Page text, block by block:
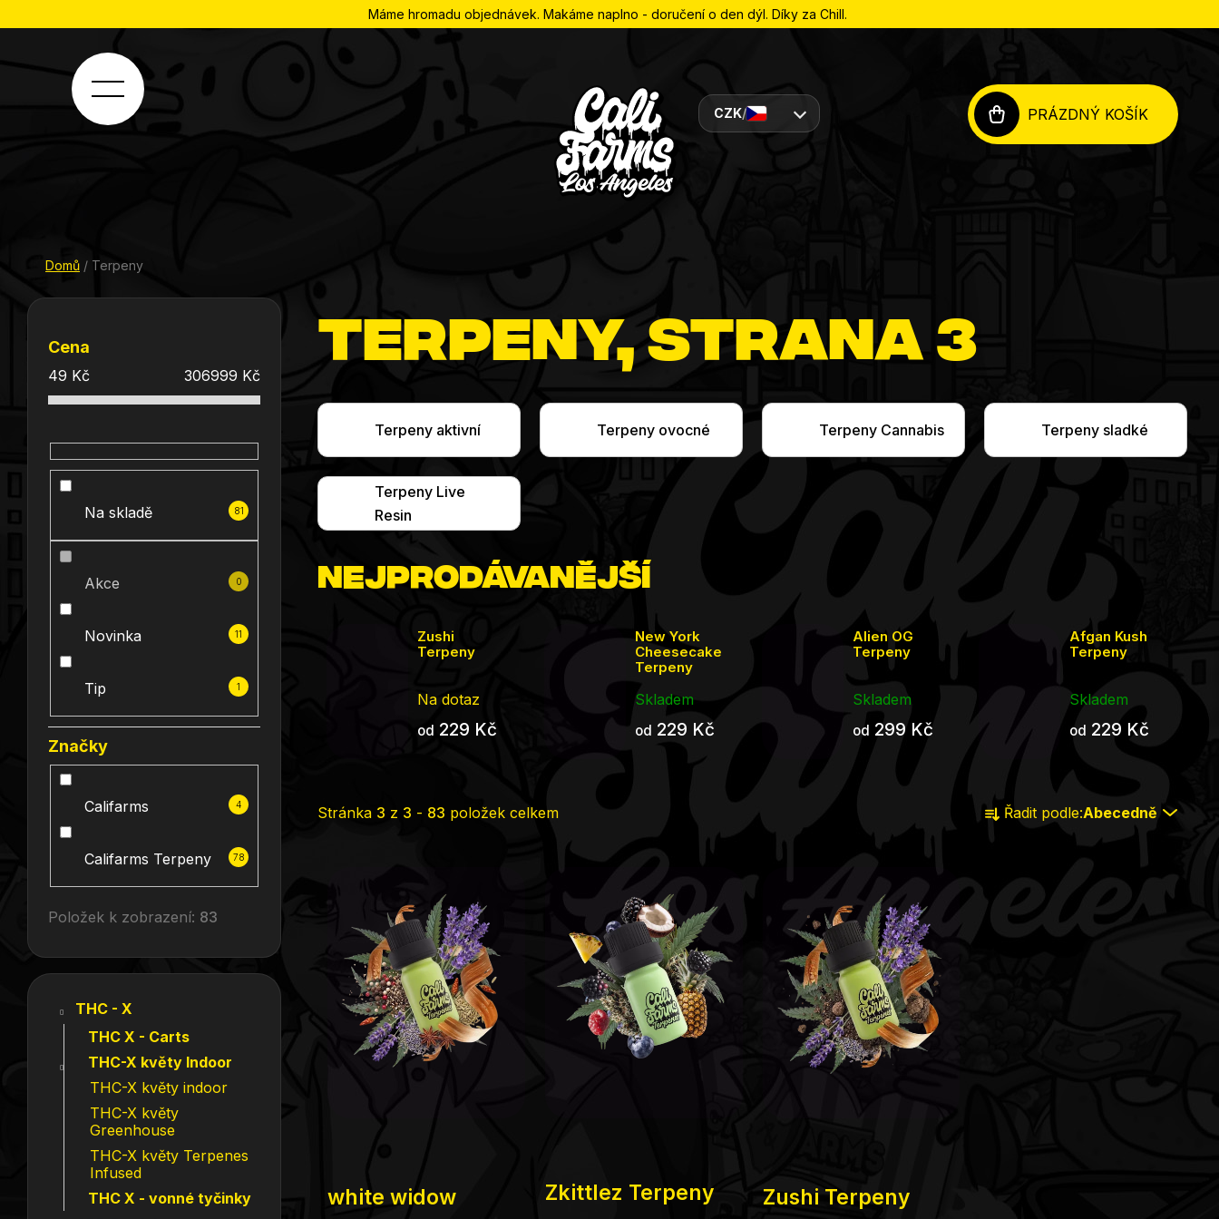
na
Máme hromadu objednávek. Makáme naplno - doručení o den dýl. Díky za Chill.
CZK/ PRÁZDNÝ KOŠÍK
Domů / Terpeny
Postranní
panel
Cena
49 Kč 306999 Kč
Na skladě 81
Akce 0
Novinka 11
Tip 1
Značky
Califarms 4
Califarms Terpeny 78
Položek k zobrazení: 83
Přeskočit
kategorie
Kategorie
THC - X
THC X - Carts
THC-X květy Indoor
THC-X květy indoor
THC-X květy
Greenhouse
THC-X květy Terpenes
Infused
THC X - vonné tyčinky
Terpeny, Strana 3
Terpeny aktivní Terpeny ovocné Terpeny Cannabis Terpeny sladké
Terpeny Live
Resin
Nejprodávanější
Zushi
Terpeny
Na dotaz
od 229 Kč
New York
Cheesecake
Terpeny
Skladem
od 229 Kč
Alien OG
Terpeny
Skladem
od 299 Kč
Afgan Kush
Terpeny
Skladem
od 229 Kč
Stránka 3 z 3 - 83 položek celkem
Řazení
produktů
Řadit podle:Abecedně
produktů
white widow
hodnocení
Zkittlez Terpeny Zushi Terpeny